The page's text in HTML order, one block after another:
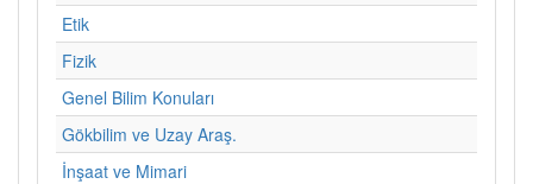
Etik
Fizik
Genel Bilim Konuları
Gökbilim ve Uzay Araş.
İnşaat ve Mimari